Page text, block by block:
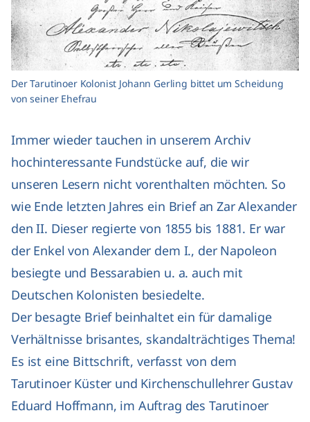
Der Tarutinoer Kolonist Johann Gerling bittet um Scheidung
von seiner Ehefrau
Immer wieder tauchen in unserem Archiv
hochinteressante Fundstücke auf, die wir
unseren Lesern nicht vorenthalten möchten. So
wie Ende letzten Jahres ein Brief an Zar Alexander
den II. Dieser regierte von 1855 bis 1881. Er war
der Enkel von Alexander dem I., der Napoleon
besiegte und Bessarabien u. a. auch mit
Deutschen Kolonisten besiedelte.
Der besagte Brief beinhaltet ein für damalige
Verhältnisse brisantes, skandalträchtiges Thema!
Es ist eine Bittschrift, verfasst von dem
Tarutinoer Küster und Kirchenschullehrer Gustav
Eduard Hoffmann, im Auftrag des Tarutinoer